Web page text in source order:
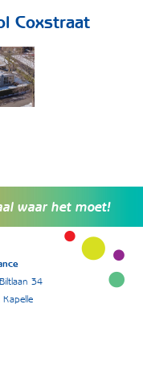
Coxstraat
waar het moet!
34